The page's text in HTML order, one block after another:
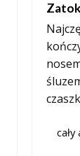
cały